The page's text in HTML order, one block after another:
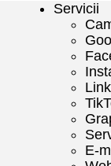
Servicii
E-